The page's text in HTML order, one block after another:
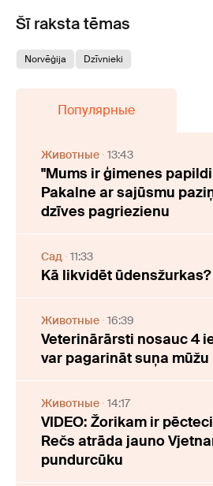
Šī raksta tēmas
Norvēģija Dzīvnieki
Популярные
Животные 13:43
"Mums ir ģimenes
Pakalne ar sajūsmu
dzīves pagriezienu
Cад 11:33
Kā likvidēt ūdensžurkas?
Животные 16:39
Veterinārārsti nosauc 4
var pagarināt suņa mūžu
Животные 14:17
VIDEO: Žorikam ir
Rečs atrāda jauno
pundurcūku